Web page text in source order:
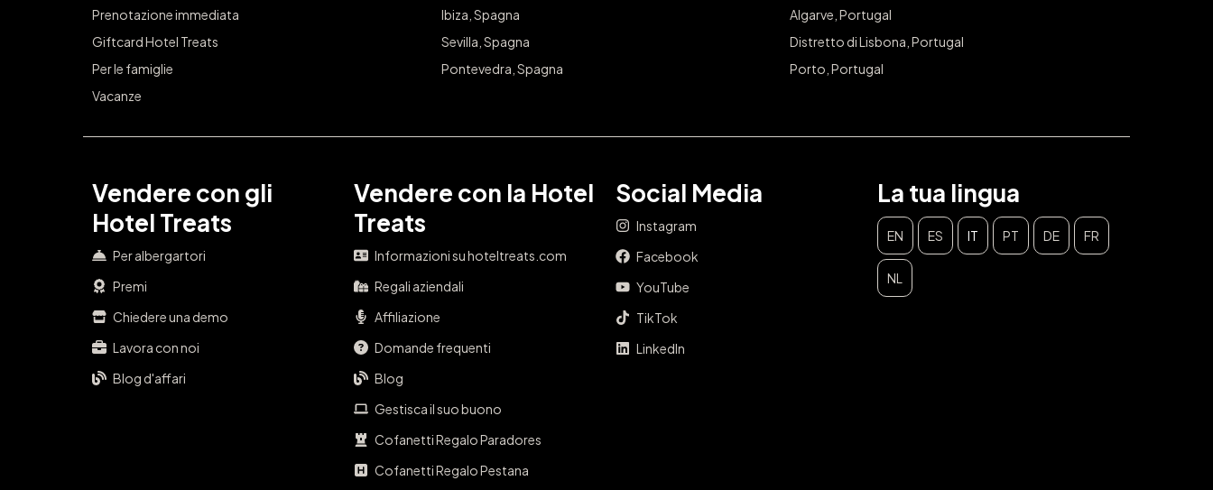
Prenotazione immediata
Giftcard Hotel Treats
Per le famiglie
Vacanze
Ibiza, Spagna
Sevilla, Spagna
Pontevedra, Spagna
Algarve, Portugal
Distretto di Lisbona, Portugal
Porto, Portugal
Vendere con gli
Hotel Treats
Per albergartori
Premi
Chiedere una demo
Lavora con noi
Blog d'affari
Vendere con la Hotel
Treats
Informazioni su hoteltreats.com
Regali aziendali
Affiliazione
Domande frequenti
Blog
Gestisca il suo buono
Cofanetti Regalo Paradores
Cofanetti Regalo Pestana
Social Media
Instagram
Facebook
YouTube
TikTok
LinkedIn
La tua lingua
EN ES IT PT DE FR
NL